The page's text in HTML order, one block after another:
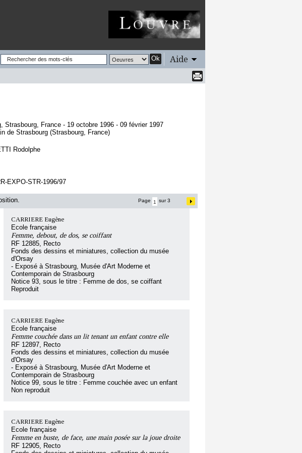
Ok Aide
Strasbourg, France - 19 octobre 1996 - 09 février 1997
de Strasbourg (Strasbourg, France)
Rodolphe
EXPO-STR-1996/97
Page sur 3
CARRIERE Eugène
Ecole française
Femme, debout, de dos, se coiffant
RF 12885, Recto
Fonds des dessins et miniatures, collection du musée
d'Orsay
- Exposé à Strasbourg, Musée d'Art Moderne et
Contemporain de Strasbourg
Notice 93, sous le titre : Femme de dos, se coiffant
Reproduit
CARRIERE Eugène
Ecole française
Femme couchée dans un lit tenant un enfant contre elle
RF 12897, Recto
Fonds des dessins et miniatures, collection du musée
d'Orsay
- Exposé à Strasbourg, Musée d'Art Moderne et
Contemporain de Strasbourg
Notice 99, sous le titre : Femme couchée avec un enfant
Non reproduit
CARRIERE Eugène
Ecole française
Femme en buste, de face, une main posée sur la joue droite
RF 12905, Recto